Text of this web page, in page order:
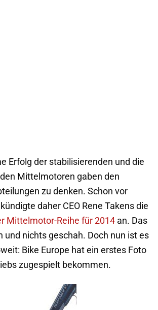
Erfolg der stabilisierenden und die
Mittelmotoren gaben den
zu denken. Schon vor
daher CEO Rene Takens die
Mittelmotor-Reihe für 2014 an. Das
und nichts geschah. Doch nun ist es
Bike Europe hat ein erstes Foto
zugespielt bekommen.